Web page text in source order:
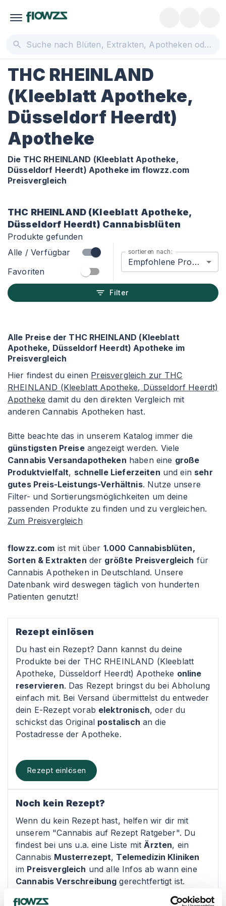
THC RHEINLAND
(Kleeblatt Apotheke,
Düsseldorf Heerdt)
Apotheke
Die THC RHEINLAND (Kleeblatt Apotheke,
Düsseldorf Heerdt) Apotheke im flowzz.com
Preisvergleich
THC RHEINLAND (Kleeblatt Apotheke,
Düsseldorf Heerdt) Cannabisblüten
Produkte gefunden
Alle / Verfügbar
Favoriten
sortieren nach:
Empfohlene Produkte
Filter
Alle Preise der THC RHEINLAND (Kleeblatt
Apotheke, Düsseldorf Heerdt) Apotheke im
Preisvergleich
Hier findest du einen Preisvergleich zur THC
RHEINLAND (Kleeblatt Apotheke, Düsseldorf Heerdt)
Apotheke damit du den direkten Vergleich mit
anderen Cannabis Apotheken hast.
Bitte beachte das in unserem Katalog immer die
günstigsten Preiseangezeigt werden. Viele
Cannabis Versandapotheken haben eine große
Produktvielfalt, schnelle Lieferzeiten und ein sehr
gutes Preis-Leistungs-Verhältnis. Nutze unsere
Filter- und Sortierungsmöglichkeiten um deine
passenden Produkte zu finden und zu vergleichen.
Zum Preisvergleich
flowzz.com ist mit über 1.000 Cannabisblüten,
Sorten & Extrakten der größte Preisvergleich für
Cannabis Apotheken in Deutschland. Unsere
Datenbank wird deswegen täglich von hunderten
Patienten genutzt!
Rezept einlösen
Du hast ein Rezept? Dann kannst du deine
Produkte bei der THC RHEINLAND (Kleeblatt
Apotheke, Düsseldorf Heerdt) Apotheke online
reservieren. Das Rezept bringst du bei Abholung
einfach mit. Bei Versand übermittelst du entweder
dein E-Rezept vorab elektronisch, oder du
schickst das Original postalisch an die
Postadresse der Apotheke.
Rezept einlösen
Noch kein Rezept?
Wenn du kein Rezept hast, helfen wir dir mit
unserem "Cannabis auf Rezept Ratgeber". Du
findest bei uns u.a. eine Liste mitÄrzten, ein
Cannabis Musterrezept, Telemedizin Kliniken
im Preisvergleich und alle Infos ab wann eine
Cannabis Verschreibung gerechtfertigt ist.